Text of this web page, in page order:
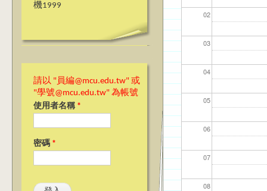
機1999
請以 "員編@mcu.edu.tw" 或
"學號@mcu.edu.tw" 為帳號
使用者名稱 *
密碼 *
02
03
04
05
06
07
08